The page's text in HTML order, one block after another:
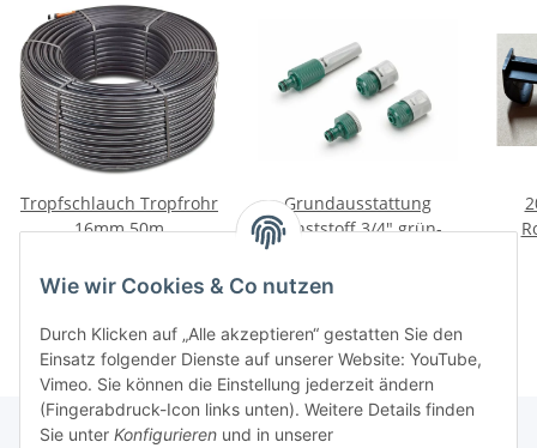
Wie wir Cookies & Co nutzen
Durch Klicken auf „Alle akzeptieren“ gestatten Sie den
Einsatz folgender Dienste auf unserer Website: YouTube,
Vimeo. Sie können die Einstellung jederzeit ändern
(Fingerabdruck-Icon links unten). Weitere Details finden
Sie unter Konfigurieren und in unserer
Tropfschlauch Tropfrohr
16mm 50m
Grundausstattung
Kunststoff 3/4" grün-
grau für Gartenschlauch